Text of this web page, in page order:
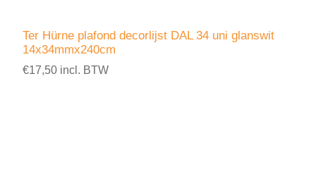
Ter Hürne plafond decorlijst DAL 34 uni glanswit
14x34mmx240cm
€17,50 incl. BTW